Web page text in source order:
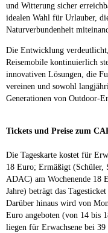
und Witterung sicher
idealen Wahl für Urlauber,
Naturverbundenheit
Die Entwicklung verdeutlicht,
Reisemobile kontinuierlich
innovativen Lösungen, die
vereinen und sowohl
Generationen von Outdoor-
Tickets und Preise zum
Die Tageskarte kostet für
18 Euro; Ermäßigt (Schüler,
ADAC) am Wochenende 18
Jahre) beträgt das
Darüber hinaus wird von
Euro angeboten (von 14 bis
liegen für Erwachsene bei